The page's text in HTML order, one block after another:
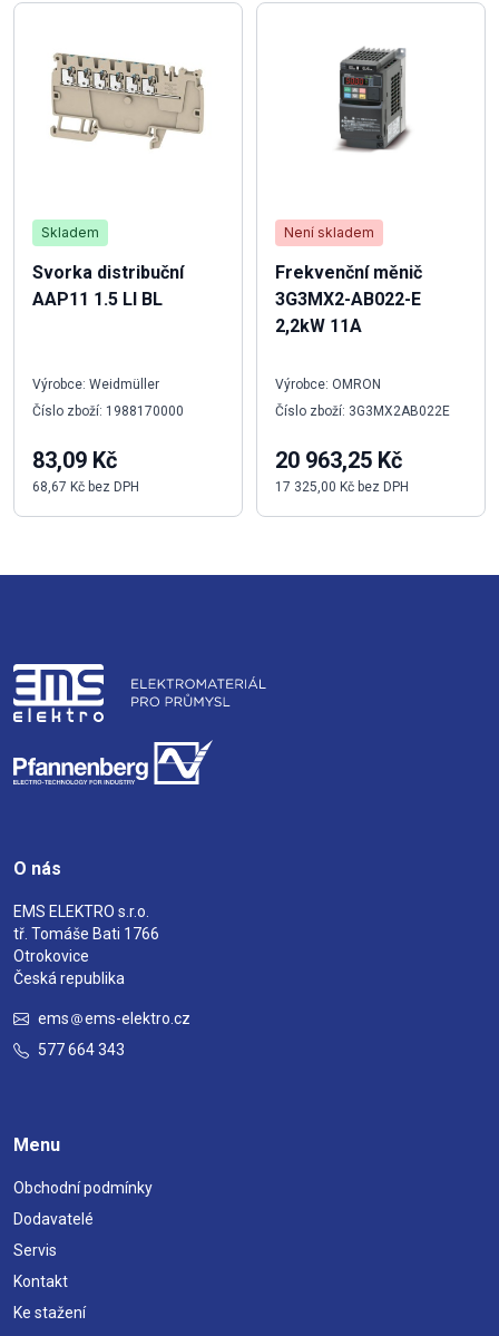
Skladem
Svorka distribuční
AAP11 1.5 LI BL
Výrobce: Weidmüller
Číslo zboží: 1988170000
83,09 Kč
68,67 Kč bez DPH
Není skladem
Frekvenční měnič
3G3MX2-AB022-E
2,2kW 11A
Výrobce: OMRON
Číslo zboží: 3G3MX2AB022E
20 963,25 Kč
17 325,00 Kč bez DPH
O nás
EMS ELEKTRO s.r.o.
tř. Tomáše Bati 1766
Otrokovice
Česká republika
ems
ems-elektro.cz
577 664 343
Menu
Obchodní podmínky
Dodavatelé
Servis
Kontakt
Ke stažení